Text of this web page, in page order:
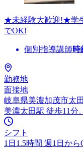
★未経験大歓迎!★学
でOK!
個別指導講師時
勤務地
面接地
岐阜県美濃加茂市太
美濃太田駅 徒歩11分
シフト
1日1.5時間 週1日から